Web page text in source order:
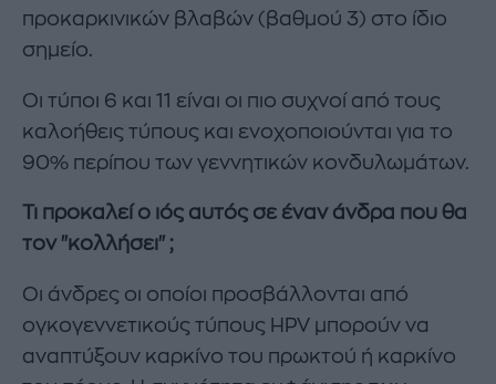
προκαρκινικών βλαβών (βαθμού 3) στο ίδιο
σημείο.
Οι τύποι 6 και 11 είναι οι πιο συχνοί από τους
καλοήθεις τύπους και ενοχοποιούνται για το
90% περίπου των γεννητικών κονδυλωμάτων.
Τι προκαλεί ο ιός αυτός σε έναν άνδρα που θα
τον "κολλήσει" ;
Οι άνδρες οι οποίοι προσβάλλονται από
ογκογεννετικούς τύπους HPV μπορούν να
αναπτύξουν καρκίνο του πρωκτού ή καρκίνο